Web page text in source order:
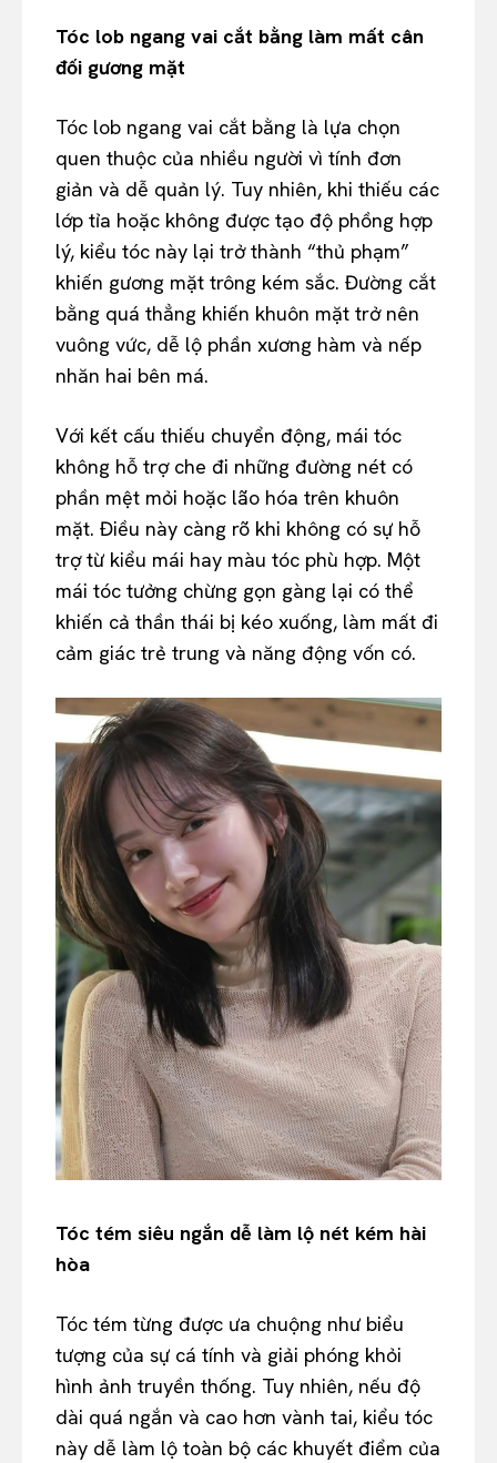
Tóc lob ngang vai cắt bằng làm mất cân
đối gương mặt
Tóc lob ngang vai cắt bằng là lựa chọn
quen thuộc của nhiều người vì tính đơn
giản và dễ quản lý. Tuy nhiên, khi thiếu các
lớp tỉa hoặc không được tạo độ phồng hợp
lý, kiểu tóc này lại trở thành “thủ phạm”
khiến gương mặt trông kém sắc. Đường cắt
bằng quá thẳng khiến khuôn mặt trở nên
vuông vức, dễ lộ phần xương hàm và nếp
nhăn hai bên má.
Với kết cấu thiếu chuyển động, mái tóc
không hỗ trợ che đi những đường nét có
phần mệt mỏi hoặc lão hóa trên khuôn
mặt. Điều này càng rõ khi không có sự hỗ
trợ từ kiểu mái hay màu tóc phù hợp. Một
mái tóc tưởng chừng gọn gàng lại có thể
khiến cả thần thái bị kéo xuống, làm mất đi
cảm giác trẻ trung và năng động vốn có.
Tóc tém siêu ngắn dễ làm lộ nét kém hài
hòa
Tóc tém từng được ưa chuộng như biểu
tượng của sự cá tính và giải phóng khỏi
hình ảnh truyền thống. Tuy nhiên, nếu độ
dài quá ngắn và cao hơn vành tai, kiểu tóc
này dễ làm lộ toàn bộ các khuyết điểm của